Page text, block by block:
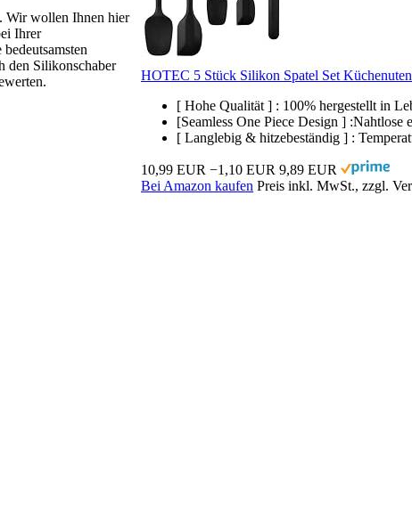
. Wir wollen Ihnen hier
Ihrer
den Silikonschaber
HOTEC 5 Stück Silikon Spatel Set
[ Hohe Qualität ] : 100% hergestellt in
[Seamless One Piece Design ]
[ Langlebig & hitzebeständig ] :
10,99 EUR −1,10 EUR 9,89 EUR
Bei Amazon kaufen Preis inkl. MwSt., zzgl.